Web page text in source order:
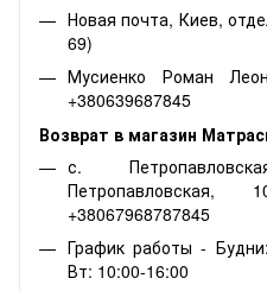
Новая почта, Киев,
69)
Мусиенко Роман
+380639687845
Возврат в магазин
с.
+38067968787845
График работы -
Вт: 10:00-16:00